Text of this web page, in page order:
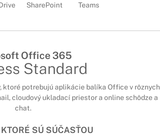
SharePoint Teams
Office 365
Standard
ktoré potrebujú aplikácie balíka Office v rôznych
cloudový ukladací priestor a online schôdze a
chat.
SÚ SÚČASŤOU